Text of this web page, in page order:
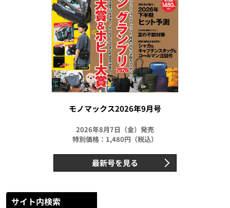
モノマックス2026年9月号
2026年8月7日（金）発売
特別価格：1,480円（税込）
最新号を見る
サイト内検索